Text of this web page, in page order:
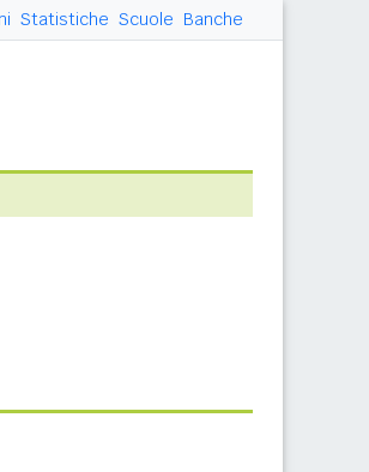
Statistiche Scuole Banche